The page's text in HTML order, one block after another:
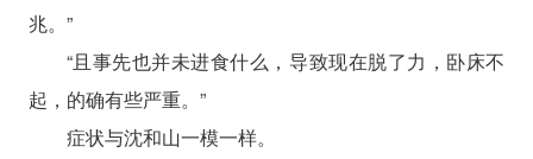
兆。”
“且事先也并未进食什么，导致现在脱了力，卧床不
起，的确有些严重。”
症状与沈和山一模一样。